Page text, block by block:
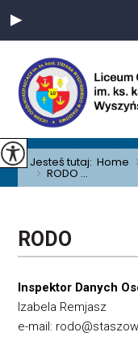
Jesteś tutaj:Home
> RODO ...
RODO
Inspektor Danych
Izabela Remjasz
e-mail: